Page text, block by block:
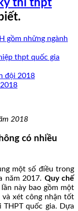
kỳ thi thpt
gồm những ngành
thpt quốc gia
đội 2018
2018
có nhiều
một số điều trong
năm 2017. Quy chế
này bao gồm một
và xét công nhận tốt
THPT quốc gia. Dựa